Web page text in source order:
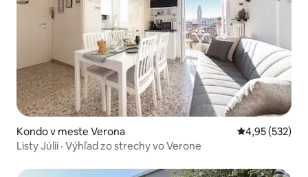
Kondo v meste Verona Priemerné
4,95 (532)
Listy Júlii · Výhľad zo strechy vo Verone